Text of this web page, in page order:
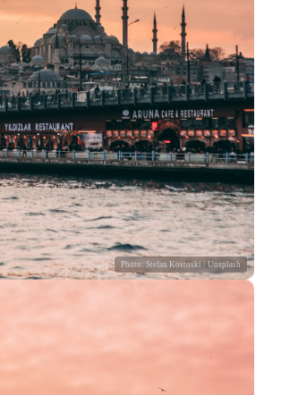
Photo: Stefan Kostoski/ Unsplash